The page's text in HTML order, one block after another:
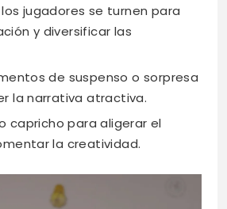
jugadores se turnen para
y diversificar las
de suspenso o sorpresa
la narrativa atractiva.
capricho para aligerar el
la creatividad.